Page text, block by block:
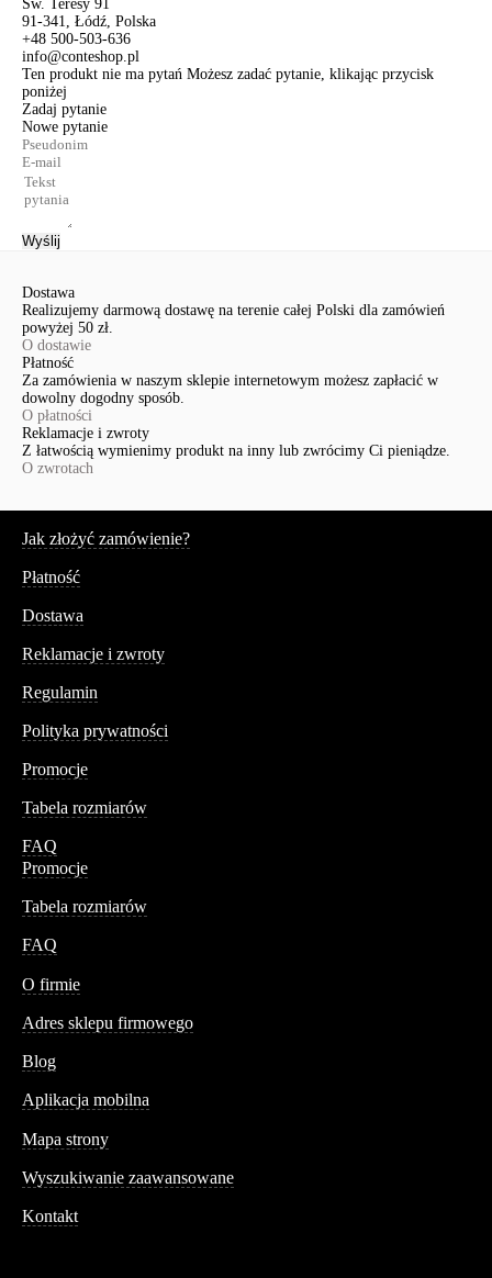
Św. Teresy 91
91-341, Łódź, Polska
+48 500-503-636
info@conteshop.pl
Ten produkt nie ma pytań Możesz zadać pytanie, klikając przycisk
poniżej
Zadaj pytanie
Nowe pytanie
Wyślij
Dostawa
Realizujemy darmową dostawę na terenie całej Polski dla zamówień
powyżej 50 zł.
O dostawie
Płatność
Za zamówienia w naszym sklepie internetowym możesz zapłacić w
dowolny dogodny sposób.
O płatności
Reklamacje i zwroty
Z łatwością wymienimy produkt na inny lub zwrócimy Ci pieniądze.
O zwrotach
Jak złożyć zamówienie?
Płatność
Dostawa
Reklamacje i zwroty
Regulamin
Polityka prywatności
Promocje
Tabela rozmiarów
FAQ
Promocje
Tabela rozmiarów
FAQ
O firmie
Adres sklepu firmowego
Blog
Aplikacja mobilna
Mapa strony
Wyszukiwanie zaawansowane
Kontakt